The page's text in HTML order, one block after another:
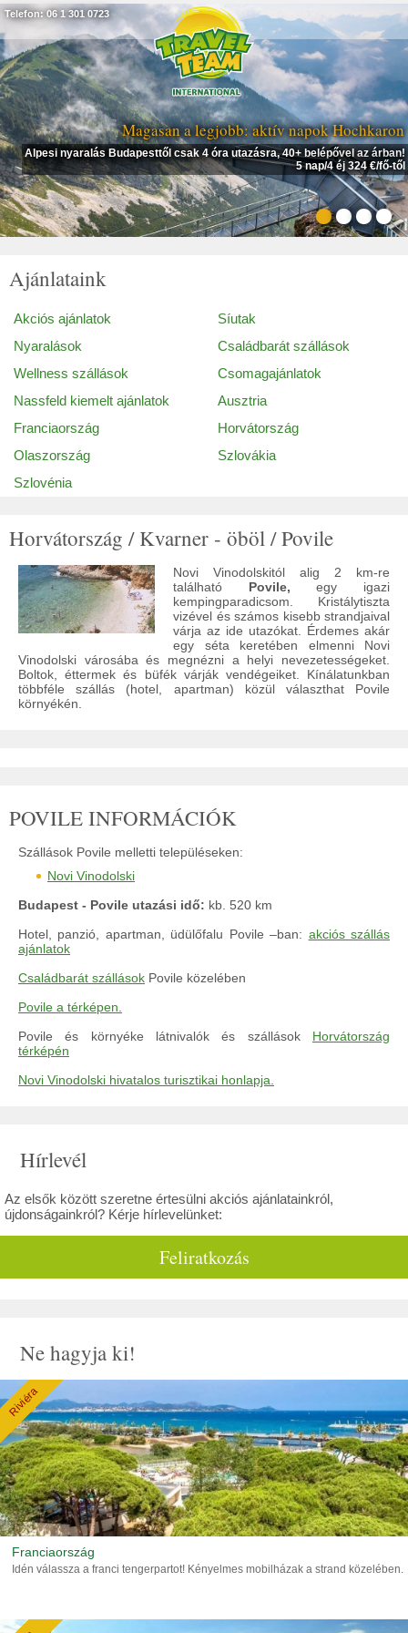
Magasan a legjobb: aktív napok Hochkaron
Alpesi nyaralás Budapesttől csak 4 óra utazásra, 40+ belépővel az árban!
5 nap/4 éj 324 €/fő-től
Telefon: 06 1 301 0723
Ajánlataink
Akciós ajánlatok
Síutak
Nyaralások
Családbarát szállások
Wellness szállások
Csomagajánlatok
Nassfeld kiemelt ajánlatok
Ausztria
Franciaország
Horvátország
Olaszország
Szlovákia
Szlovénia
Horvátország / Kvarner - öböl / Povile
Novi Vinodolskitól alig 2 km-re
található Povile,egy igazi
kempingparadicsom. Kristálytiszta
vizével és számos kisebb strandjaival
várja az ide utazókat. Érdemes akár
egy séta keretében elmenni Novi
Vinodolski városába és megnézni a helyi nevezetességeket.
Boltok, éttermek és büfék várják vendégeiket. Kínálatunkban
többféle szállás (hotel, apartman) közül választhat Povile
környékén.
POVILE INFORMÁCIÓK
Szállások Povile melletti településeken:
Novi Vinodolski
Budapest - Povile utazási idő: kb. 520 km
Hotel, panzió, apartman, üdülőfalu Povile –ban: akciós szállás
ajánlatok
Családbarát szállások Povile közelében
Povile a térképen.
Povile és környéke látnivalók és szállások Horvátország
térképén
Novi Vinodolski hivatalos turisztikai honlapja.
Hírlevél
Az elsők között szeretne értesülni akciós ajánlatainkról,
újdonságainkról? Kérje hírlevelünket:
Feliratkozás
Ne hagyja ki!
Riviéra
Franciaország
Idén válassza a franci tengerpartot! Kényelmes mobilházak a strand közelében.